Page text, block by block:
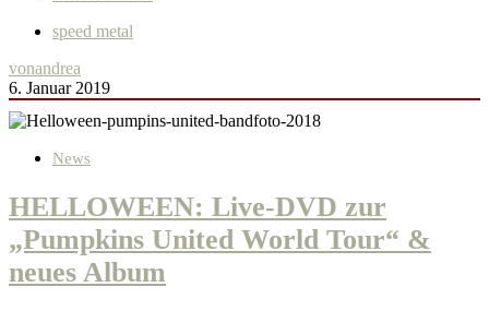
speed metal
vonandrea
6. Januar 2019
News
HELLOWEEN: Live-DVD zur
„Pumpkins United World Tour“ &
neues Album